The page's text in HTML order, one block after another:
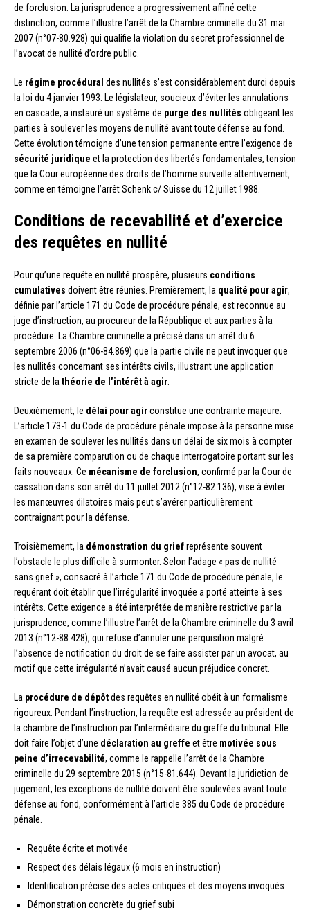
de forclusion. La jurisprudence a progressivement affiné cette
distinction, comme l’illustre l’arrêt de la Chambre criminelle du 31 mai
2007 (n°07-80.928) qui qualifie la violation du secret professionnel de
l’avocat de nullité d’ordre public.
Le régime procédural des nullités s’est considérablement durci depuis
la loi du 4 janvier 1993. Le législateur, soucieux d’éviter les annulations
en cascade, a instauré un système de purge des nullités obligeant les
parties à soulever les moyens de nullité avant toute défense au fond.
Cette évolution témoigne d’une tension permanente entre l’exigence de
sécurité juridique et la protection des libertés fondamentales, tension
que la Cour européenne des droits de l’homme surveille attentivement,
comme en témoigne l’arrêt Schenk c/ Suisse du 12 juillet 1988.
Conditions de recevabilité et d’exercice
des requêtes en nullité
Pour qu’une requête en nullité prospère, plusieurs conditions
cumulatives doivent être réunies. Premièrement, la qualité pour agir,
définie par l’article 171 du Code de procédure pénale, est reconnue au
juge d’instruction, au procureur de la République et aux parties à la
procédure. La Chambre criminelle a précisé dans un arrêt du 6
septembre 2006 (n°06-84.869) que la partie civile ne peut invoquer que
les nullités concernant ses intérêts civils, illustrant une application
stricte de la théorie de l’intérêt à agir
Deuxièmement, le délai pour agirconstitue une contrainte majeure.
L’article 173-1 du Code de procédure pénale impose à la personne mise
en examen de soulever les nullités dans un délai de six mois à compter
de sa première comparution ou de chaque interrogatoire portant sur les
faits nouveaux. Ce mécanisme de forclusion, confirmé par la Cour de
cassation dans son arrêt du 11 juillet 2012 (n°12-82.136), vise à éviter
les manœuvres dilatoires mais peut s’avérer particulièrement
contraignant pour la défense.
Troisièmement, la démonstration du griefreprésente souvent
l’obstacle le plus difficile à surmonter. Selon l’adage « pas de nullité
sans grief », consacré à l’article 171 du Code de procédure pénale, le
requérant doit établir que l’irrégularité invoquée a porté atteinte à ses
intérêts. Cette exigence a été interprétée de manière restrictive par la
jurisprudence, comme l’illustre l’arrêt de la Chambre criminelle du 3 avril
2013 (n°12-88.428), qui refuse d’annuler une perquisition malgré
l’absence de notification du droit de se faire assister par un avocat, au
motif que cette irrégularité n’avait causé aucun préjudice concret.
La procédure de dépôtdes requêtes en nullité obéit à un formalisme
rigoureux. Pendant l’instruction, la requête est adressée au président de
la chambre de l’instruction par l’intermédiaire du greffe du tribunal. Elle
doit faire l’objet d’une déclaration au greffe et être motivée sous
peine d’irrecevabilité, comme le rappelle l’arrêt de la Chambre
criminelle du 29 septembre 2015 (n°15-81.644). Devant la juridiction de
jugement, les exceptions de nullité doivent être soulevées avant toute
défense au fond, conformément à l’article 385 du Code de procédure
pénale.
Requête écrite et motivée
Respect des délais légaux (6 mois en instruction)
Identification précise des actes critiqués et des moyens invoqués
Démonstration concrète du grief subi